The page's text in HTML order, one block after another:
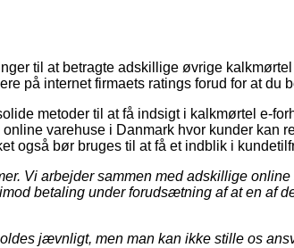
til at betragte adskillige øvrige
på internet firmaets ratings forud for at du
metoder til at få indsigt i kalkmørtel e-
varehuse i Danmark hvor kunder kan
også bør bruges til at få et indblik i
Vi arbejder sammen med adskillige
betaling under forudsætning af at en af
jævnligt, men man kan ikke stille os